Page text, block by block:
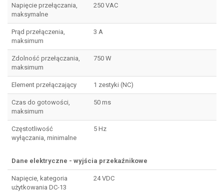
Napięcie przełączania,
maksymalne
250 VAC
Prąd przełączenia,
maksimum
3 A
Zdolność przełączania,
maksimum
750 W
Element przełączający 1 zestyki (NC)
Czas do gotowości,
maksimum
50 ms
Częstotliwość
wyłączania, minimalne
5 Hz
Dane elektryczne - wyjścia przekaźnikowe
Napięcie, kategoria
użytkowania DC-13
24 VDC